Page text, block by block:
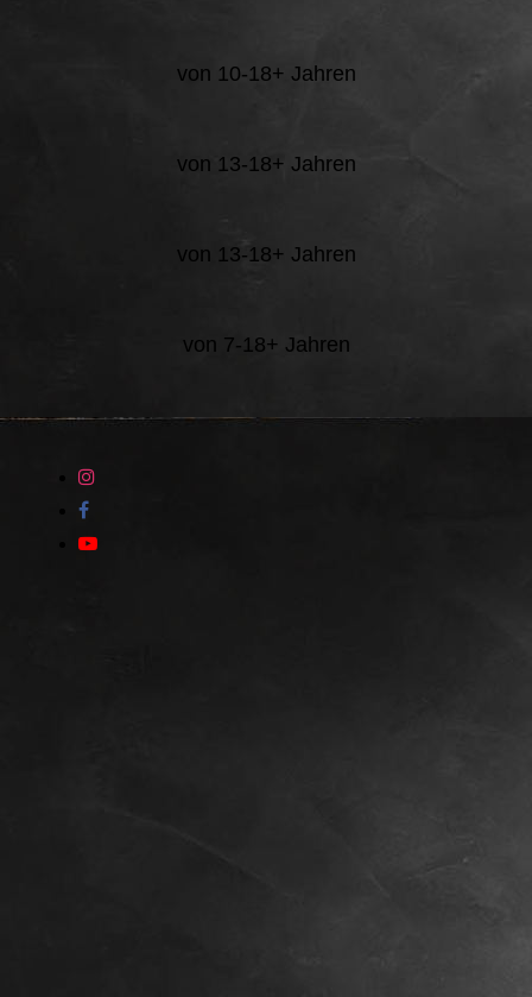
von 10-18+ Jahren
von 13-18+ Jahren
von 13-18+ Jahren
von 7-18+ Jahren